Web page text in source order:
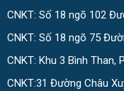
CNKT: Số 18 ngõ 102
CNKT: Số 18 ngõ 75
CNKT: Khu 3 Bình Than,
CNKT:31 Đường Châu